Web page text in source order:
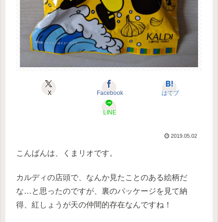
X Facebook はてブ
LINE
2019.05.02
こんばんは、くまリオです。
カルディの店頭で、なんか見たことのある絵柄だ
な…と思ったのですが、裏のパッケージを見て納
得、紅しょうが天の仲間的存在なんですね！